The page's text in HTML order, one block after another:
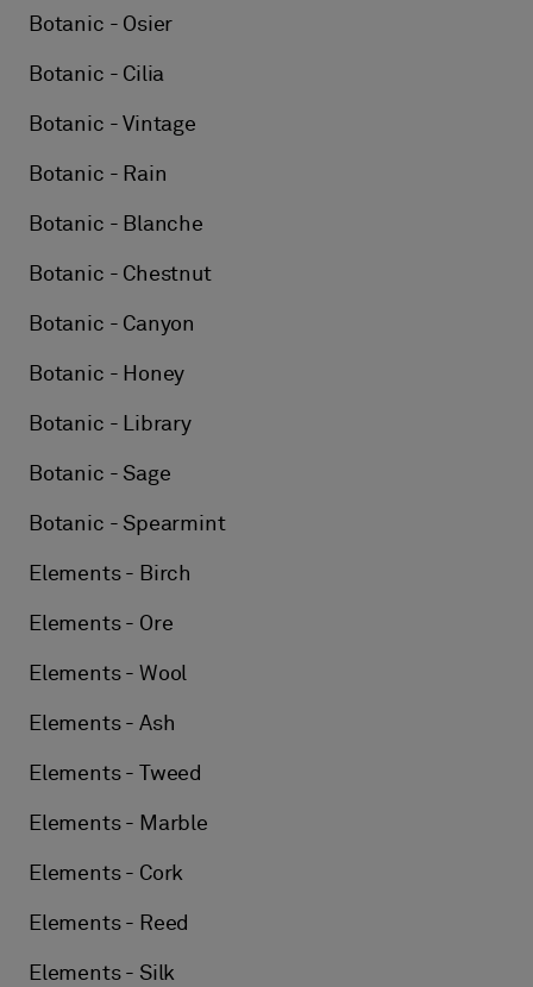
Botanic - Osier
Botanic - Cilia
Botanic - Vintage
Botanic - Rain
Botanic - Blanche
Botanic - Chestnut
Botanic - Canyon
Botanic - Honey
Botanic - Library
Botanic - Sage
Botanic - Spearmint
Elements - Birch
Elements - Ore
Elements - Wool
Elements - Ash
Elements - Tweed
Elements - Marble
Elements - Cork
Elements - Reed
Elements - Silk